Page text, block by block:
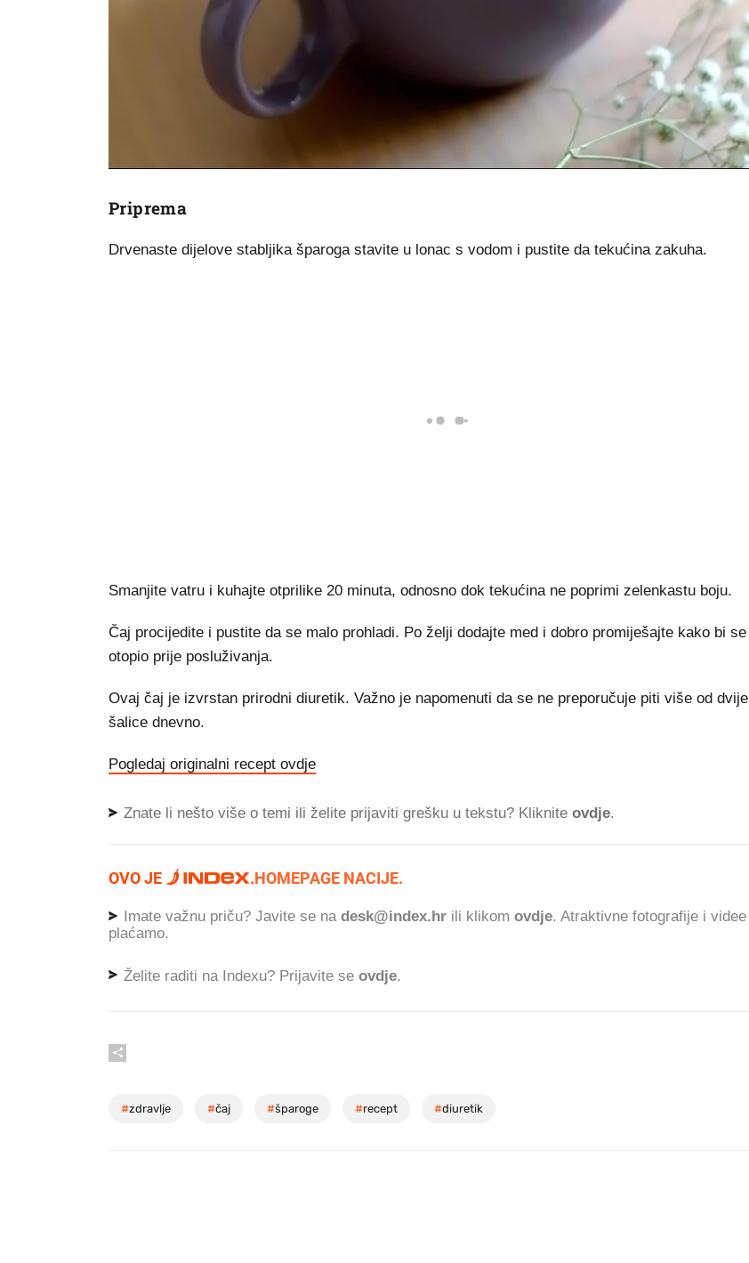
Priprema
Drvenaste dijelove stabljika šparoga stavite u lonac s vodom i pustite da tekućina zakuha.
Smanjite vatru i kuhajte otprilike 20 minuta, odnosno dok tekućina ne poprimi zelenkastu boju.
Čaj procijedite i pustite da se malo prohladi. Po želji dodajte med i dobro promiješajte kako bi se
otopio prije posluživanja.
Ovaj čaj je izvrstan prirodni diuretik. Važno je napomenuti da se ne preporučuje piti više od dvije
šalice dnevno.
Pogledaj originalni recept ovdje
Znate li nešto više o temi ili želite prijaviti grešku u tekstu? Kliknite ovdje.
OVO JE .HOMEPAGE NACIJE.
Imate važnu priču? Javite se na desk@index.hr ili klikom ovdje. Atraktivne fotografije i videe
plaćamo.
Želite raditi na Indexu? Prijavite se ovdje.
#zdravlje #čaj #šparoge #recept #diuretik